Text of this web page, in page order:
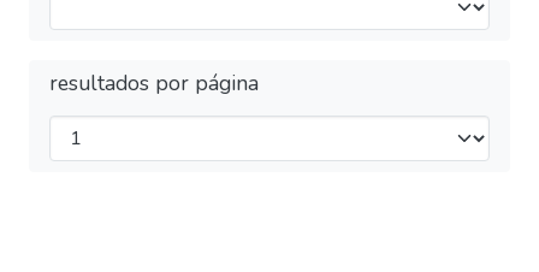
resultados por página